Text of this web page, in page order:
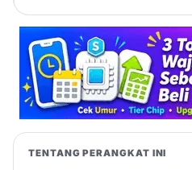
TENTANG PERANGKAT INI